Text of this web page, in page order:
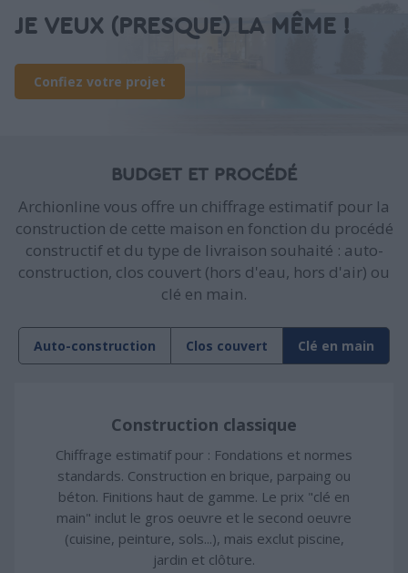
JE VEUX (PRESQUE) LA MÊME !
Confiez votre projet
BUDGET ET PROCÉDÉ
Archionline vous offre un chiffrage estimatif pour la
construction de cette maison en fonction du procédé
constructif et du type de livraison souhaité : auto-
construction, clos couvert (hors d'eau, hors d'air) ou
clé en main.
Auto-construction Clos couvert Clé en main
Construction classique
Chiffrage estimatif pour : Fondations et normes
standards. Construction en brique, parpaing ou
béton. Finitions haut de gamme. Le prix "clé en
main" inclut le gros oeuvre et le second oeuvre
(cuisine, peinture, sols...), mais exclut piscine,
jardin et clôture.